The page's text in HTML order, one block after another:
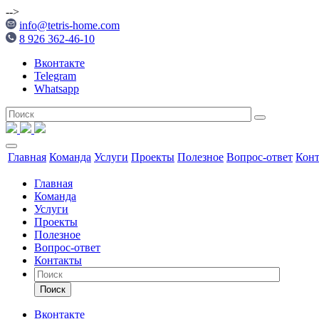
-->
info@tetris-home.com
8 926 362-46-10
Вконтакте
Telegram
Whatsapp
Главная Команда Услуги Проекты Полезное Вопрос-ответ
Главная
Команда
Услуги
Проекты
Полезное
Вопрос-ответ
Контакты
Поиск
Вконтакте